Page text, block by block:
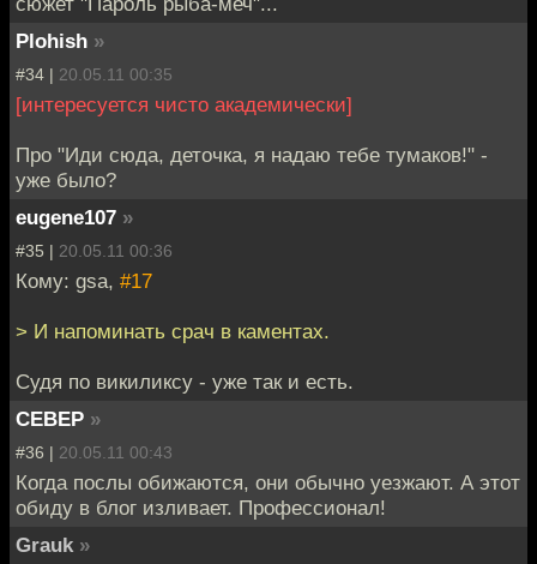
Plohish »
#34 | 20.05.11 00:35
[интересуется чисто академически]
Про "Иди сюда, деточка, я надаю тебе тумаков!" -
уже было?
eugene107 »
#35 | 20.05.11 00:36
Кому: gsa, #17
> И напоминать срач в каментах.
Судя по викиликсу - уже так и есть.
CEBEP »
#36 | 20.05.11 00:43
Когда послы обижаются, они обычно уезжают. А этот
обиду в блог изливает. Профессионал!
Grauk »